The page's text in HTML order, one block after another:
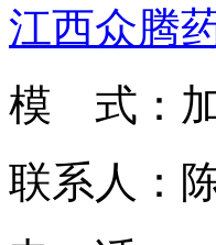
江西众腾
模 式：
联系人：